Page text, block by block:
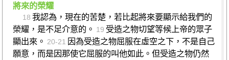
將來的榮耀
18 我認為，現在的苦楚，若比起將來要顯示給我們的
榮耀，是不足介意的。 19 受造之物切望等候上帝的眾子
顯出來。 20-21 因為受造之物屈服在虛空之下，不是自己
願意，而是因那使它屈服的叫他如此。但受造之物仍然